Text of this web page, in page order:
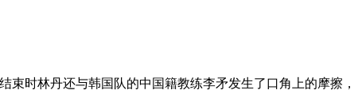
束时林丹还与韩国队的中国籍教练李矛发生了口角上的摩擦，